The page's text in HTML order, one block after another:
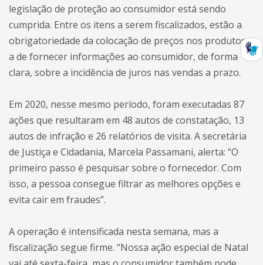
legislação de proteção ao consumidor está sendo
cumprida. Entre os itens a serem fiscalizados, estão a
obrigatoriedade da colocação de preços nos produtos e
a de fornecer informações ao consumidor, de forma
clara, sobre a incidência de juros nas vendas a prazo.
Em 2020, nesse mesmo período, foram executadas 87
ações que resultaram em 48 autos de constatação, 13
autos de infração e 26 relatórios de visita. A secretária
de Justiça e Cidadania, Marcela Passamani, alerta: “O
primeiro passo é pesquisar sobre o fornecedor. Com
isso, a pessoa consegue filtrar as melhores opções e
evita cair em fraudes”.
A operação é intensificada nesta semana, mas a
fiscalização segue firme. “Nossa ação especial de Natal